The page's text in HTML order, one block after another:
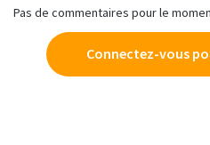
Pas de commentaires pour le
Connectez-vous